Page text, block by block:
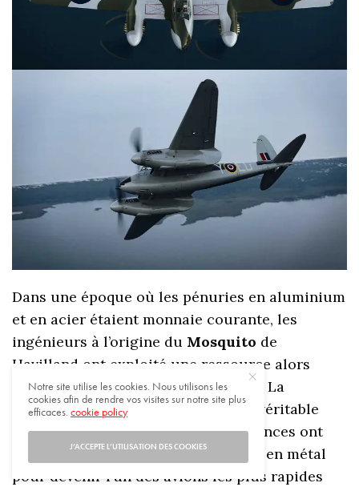
Dans une époque où les pénuries en aluminium
et en acier étaient monnaie courante, les
ingénieurs à l’origine du Mosquito de
Havilland ont exploité une ressource alors
particulièrement abondante: le bois. La
“merveille en bois” a provoqué une véritable
onde de chocs lorsque ses performances ont
excédé celles de ses contemporains en métal
pour devenir l’un des avions les plus rapides
Notre site utilise les cookies. Nous utilisons les
cookies afin de rendre vos visites sur notre site plus
efficaces.cookie policy
J’ACCEPTE L’UTILISATION DES COOKIES